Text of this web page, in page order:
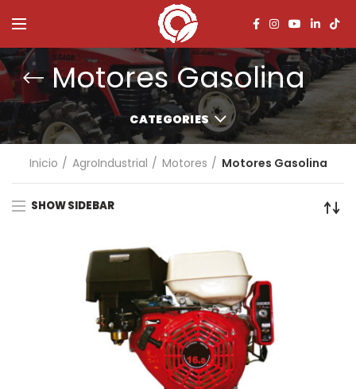
Motores Gasolina
CATEGORIES
Inicio AgroIndustrial Motores Motores Gasolina
SHOW SIDEBAR